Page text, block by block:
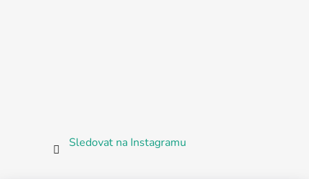
Sledovat na Instagramu